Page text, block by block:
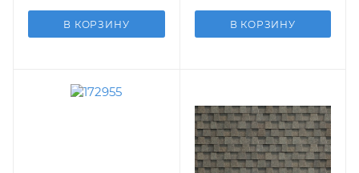
В КОРЗИНУ В КОРЗИНУ